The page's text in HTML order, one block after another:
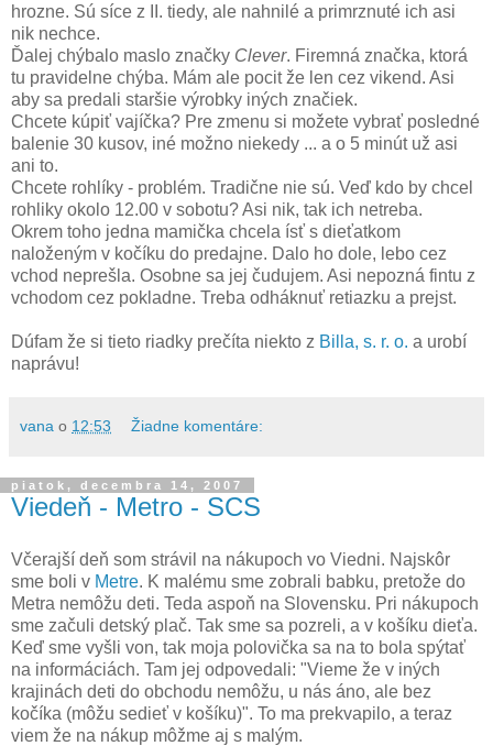
hrozne. Sú síce z II. tiedy, ale nahnilé a primrznuté ich asi
nik nechce.
Ďalej chýbalo maslo značky Clever. Firemná značka, ktorá
tu pravidelne chýba. Mám ale pocit že len cez vikend. Asi
aby sa predali staršie výrobky iných značiek.
Chcete kúpiť vajíčka? Pre zmenu si možete vybrať posledné
balenie 30 kusov, iné možno niekedy ... a o 5 minút už asi
ani to.
Chcete rohlíky - problém. Tradične nie sú. Veď kdo by chcel
rohliky okolo 12.00 v sobotu? Asi nik, tak ich netreba.
Okrem toho jedna mamička chcela ísť s dieťatkom
naloženým v kočíku do predajne. Dalo ho dole, lebo cez
vchod neprešla. Osobne sa jej čudujem. Asi nepozná fintu z
vchodom cez pokladne. Treba odháknuť retiazku a prejst.
Dúfam že si tieto riadky prečíta niekto z Billa, s. r. o. a urobí
naprávu!
vana o 12:53 Žiadne komentáre:
piatok, decembra 14, 2007
Viedeň - Metro - SCS
Včerajší deň som strávil na nákupoch vo Viedni. Najskôr
sme boli v Metre. K malému sme zobrali babku, pretože do
Metra nemôžu deti. Teda aspoň na Slovensku. Pri nákupoch
sme začuli detský plač. Tak sme sa pozreli, a v košíku dieťa.
Keď sme vyšli von, tak moja polovička sa na to bola spýtať
na informáciách. Tam jej odpovedali: "Vieme že v iných
krajinách deti do obchodu nemôžu, u nás áno, ale bez
kočíka (môžu sedieť v košíku)". To ma prekvapilo, a teraz
viem že na nákup môžme aj s malým.